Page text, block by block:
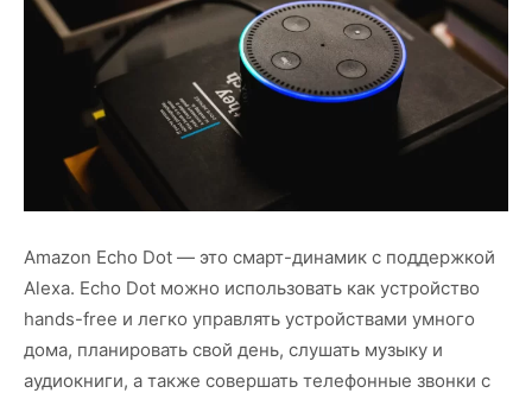
Amazon Echo Dot — это смарт-динамик с поддержкой
Alexa. Echo Dot можно использовать как устройство
hands-free и легко управлять устройствами умного
дома, планировать свой день, слушать музыку и
аудиокниги, а также совершать телефонные звонки с